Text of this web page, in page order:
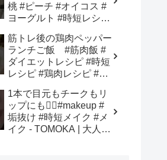
桃 #ピーチ #オイコス #
ヨーグルト #時短レシピ
作り #おやつ #簡単レシ
ピ #sweets #shorts - ぶ
どう農家cooking(BOTTA
SWEETS)
筋トレ後の鶏肉ペッパー
ランチご飯 #筋肉飯 #
ダイエットレシピ #時短
レシピ #鶏肉レシピ #節
化された漢
1本で目元もチークもリ
ップにも❤️‍🔥#makeup #
垢抜け #時短メイク #メ
イク - TOMOKA | 大人の